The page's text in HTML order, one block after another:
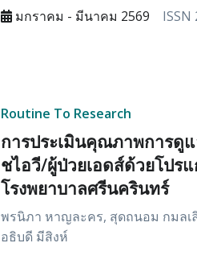
มกราคม - มีนาคม 2569 ISSN
Routine To Research
การประเมินคุณภาพการดู
ชไอวี/ผู้ป่วยเอดส์ด้วยโปร
โรงพยาบาลศรีนครินทร์
พรนิภา หาญละคร, สุดถนอม กมลเ
อธิบดี มีสิงห์